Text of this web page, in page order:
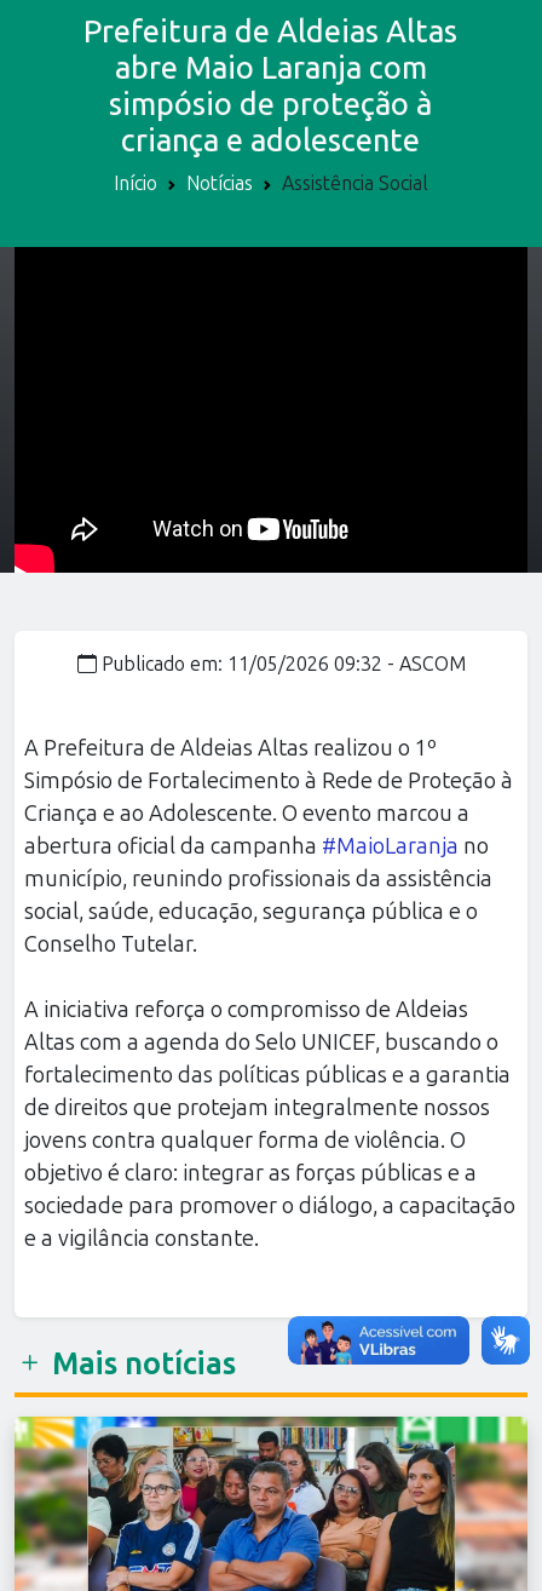
Prefeitura de Aldeias Altas
abre Maio Laranja com
simpósio de proteção à
criança e adolescente
Início Notícias Assistência Social
Publicado em: 11/05/2026 09:32 - ASCOM
A Prefeitura de Aldeias Altas realizou o 1º
Simpósio de Fortalecimento à Rede de Proteção à
Criança e ao Adolescente. O evento marcou a
abertura oficial da campanha #MaioLaranja no
município, reunindo profissionais da assistência
social, saúde, educação, segurança pública e o
Conselho Tutelar.
A iniciativa reforça o compromisso de Aldeias
Altas com a agenda do Selo UNICEF, buscando o
fortalecimento das políticas públicas e a garantia
de direitos que protejam integralmente nossos
jovens contra qualquer forma de violência. O
objetivo é claro: integrar as forças públicas e a
sociedade para promover o diálogo, a capacitação
e a vigilância constante.
Mais notícias